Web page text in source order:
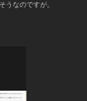
うなのですが。